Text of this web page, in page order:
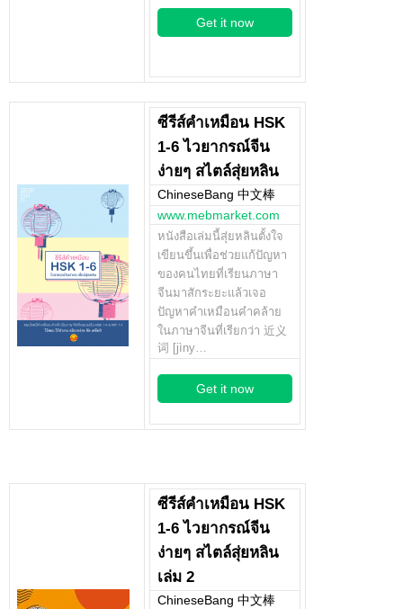
Get it now
ซีรีส์คำเหมือน HSK
1-6 ไวยากรณ์จีน
ง่ายๆ สไตล์สุ่ยหลิน
ChineseBang 中文棒
www.mebmarket.com
หนังสือเล่มนี้สุ่ยหลินตั้งใจ
เขียนขึ้นเพื่อช่วยแก้ปัญหา
ของคนไทยที่เรียนภาษา
จีนมาสักระยะแล้วเจอ
ปัญหาคำเหมือนคำคล้าย
ในภาษาจีนที่เรียกว่า 近义
词 [jìny…
Get it now
ซีรีส์คำเหมือน HSK
1-6 ไวยากรณ์จีน
ง่ายๆ สไตล์สุ่ยหลิน
เล่ม 2
ChineseBang 中文棒